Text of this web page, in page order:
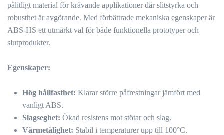
pålitligt material för krävande applikationer där slitstyrka och
robusthet är avgörande. Med förbättrade mekaniska egenskaper är
ABS-HS ett utmärkt val för både funktionella prototyper och
slutprodukter.
Egenskaper:
Hög hållfasthet: Klarar större påfrestningar jämfört med
vanligt ABS.
Slagseghet: Ökad resistens mot stötar och slag.
Värmetålighet: Stabil i temperaturer upp till 100°C.